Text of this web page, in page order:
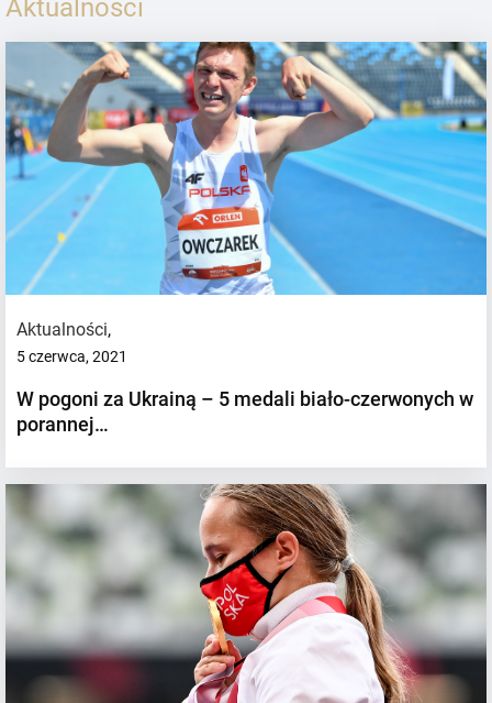
Aktualności
Aktualności,
5 czerwca, 2021
W pogoni za Ukrainą – 5 medali biało-czerwonych w
porannej…